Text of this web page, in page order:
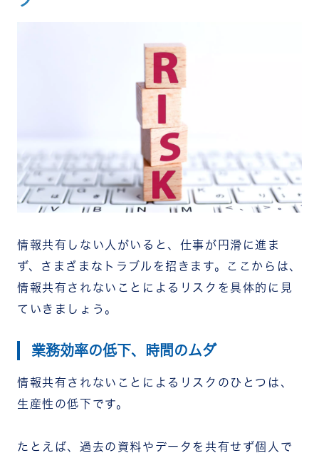
情報共有しない人がいると、仕事が円滑に進ま
ず、さまざまなトラブルを招きます。ここからは、
情報共有されないことによるリスクを具体的に見
ていきましょう。
業務効率の低下、時間のムダ
情報共有されないことによるリスクのひとつは、
生産性の低下です。
たとえば、過去の資料やデータを共有せず個人で